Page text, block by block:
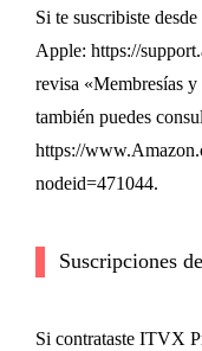
Si te suscribiste
Apple: https://
revisa «Membresías
también puedes
https://
nodeid=471044.
Suscripciones
Si contrataste ITVX